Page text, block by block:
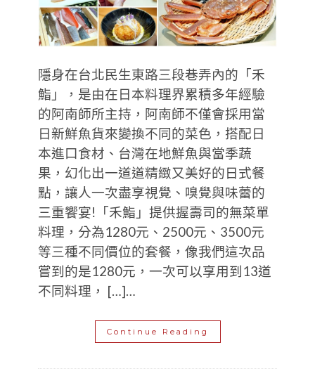
隱身在台北民生東路三段巷弄內的「禾
鮨」，是由在日本料理界累積多年經驗
的阿南師所主持，阿南師不僅會採用當
日新鮮魚貨來變換不同的菜色，搭配日
本進口食材、台灣在地鮮魚與當季蔬
果，幻化出一道道精緻又美好的日式餐
點，讓人一次盡享視覺、嗅覺與味蕾的
三重饗宴!「禾鮨」提供握壽司的無菜單
料理，分為1280元、2500元、3500元
等三種不同價位的套餐，像我們這次品
嘗到的是1280元，一次可以享用到13道
不同料理， […]…
Continue Reading